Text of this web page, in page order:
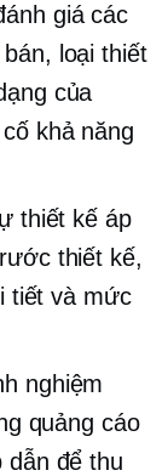
giá các
loại thiết
của
khả năng
thiết kế áp
thiết kế,
tiết và mức
nghiệm
quảng cáo
dẫn để thu